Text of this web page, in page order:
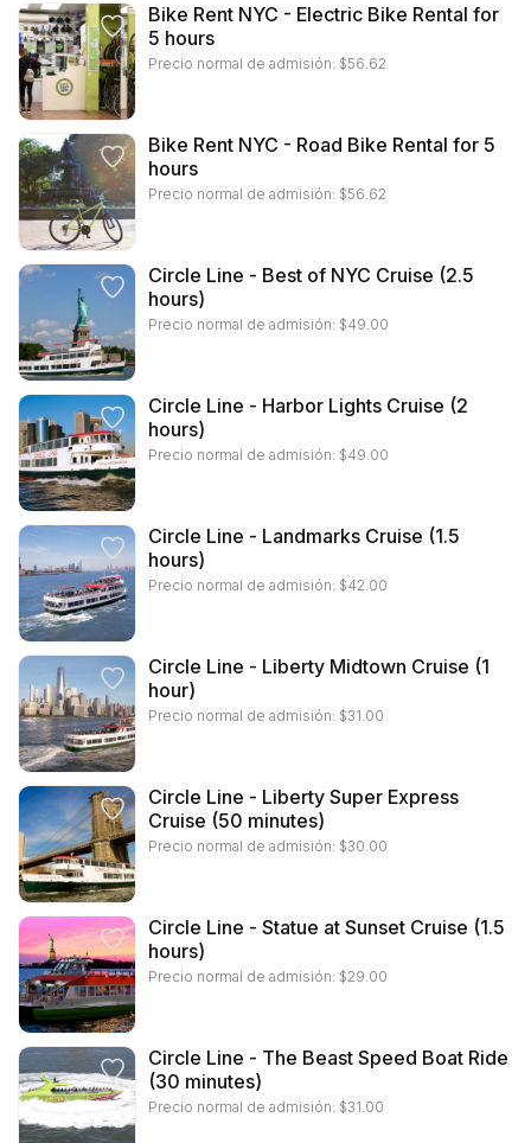
Bike Rent NYC - Electric Bike Rental for
5 hours
Precio normal de admisión: $56.62
Bike Rent NYC - Road Bike Rental for 5
hours
Precio normal de admisión: $56.62
Circle Line - Best of NYC Cruise (2.5
hours)
Precio normal de admisión: $49.00
Circle Line - Harbor Lights Cruise (2
hours)
Precio normal de admisión: $49.00
Circle Line - Landmarks Cruise (1.5
hours)
Precio normal de admisión: $42.00
Circle Line - Liberty Midtown Cruise (1
hour)
Precio normal de admisión: $31.00
Circle Line - Liberty Super Express
Cruise (50 minutes)
Precio normal de admisión: $30.00
Circle Line - Statue at Sunset Cruise (1.5
hours)
Precio normal de admisión: $29.00
Circle Line - The Beast Speed Boat Ride
(30 minutes)
Precio normal de admisión: $31.00